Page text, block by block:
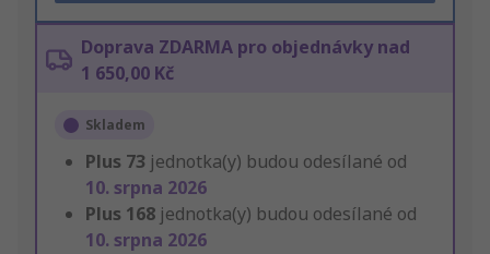
Doprava ZDARMA pro objednávky nad
1 650,00 Kč
Skladem
Plus 73 jednotka(y) budou odesílané od
10. srpna 2026
Plus 168 jednotka(y) budou odesílané od
10. srpna 2026